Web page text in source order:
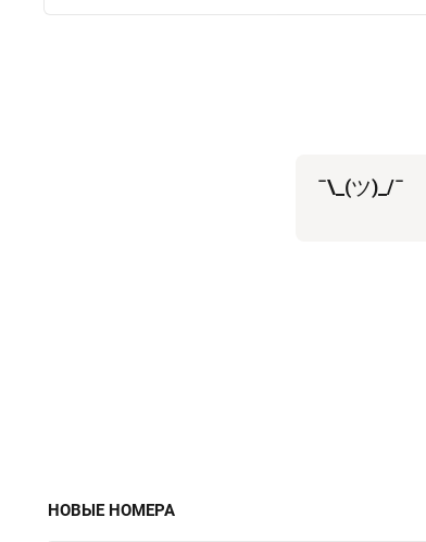
¯\_(ツ)_/¯
НОВЫЕ НОМЕРА